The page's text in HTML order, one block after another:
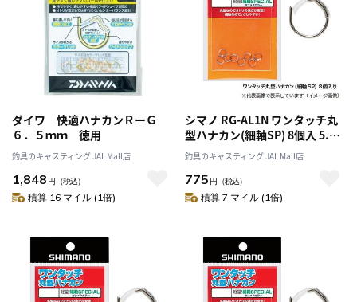
ダイワ 快適ハナカンＲーＧ
６．５ｍｍ 徳用
釣具のキャスティング JAL Mall店
1,848 円 （税込）
積算 16 マイル (1倍)
シマノ RG-AL1N ワンタッチ丸
型ハナカン(細軸SP) 8個入 5.5
号
釣具のキャスティング JAL Mall店
775 円 （税込）
積算 7 マイル (1倍)